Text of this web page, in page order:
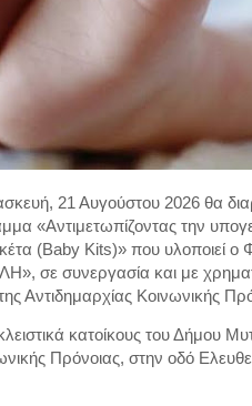
21 Αυγούστου 2026 θα
«Αντιμετωπίζοντας την
(Baby Kits)» που υλοποιεί ο
σε συνεργασία και με
Αντιδημαρχίας Κοινωνικής
κατοίκους του Δήμου
Πρόνοιας, στην οδό